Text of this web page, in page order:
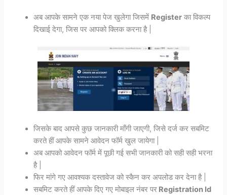
अब आपके सामने एक नया पेज खुलेगा जिसमें Register का विकल्प
दिखाई देगा, जिस पर आपको क्लिक करना है |
जिसके बाद आपसे कुछ जानकारी माँगी जाएगी, जिसे दर्ज कर सबमिट
करते हीं आपके सामने आवेदन फॉर्म खुल जायेगा |
अब आपको आवेदन फॉर्म में पूछी गई सभी जानकारी को सही सही भरना
है |
फिर मांगे गए आवश्यक दस्तावेज को स्कैन कर अपलोड कर देना है |
सबमिट करते हीं आपके दिए गए मोबाइल नंबर पर Registration Id